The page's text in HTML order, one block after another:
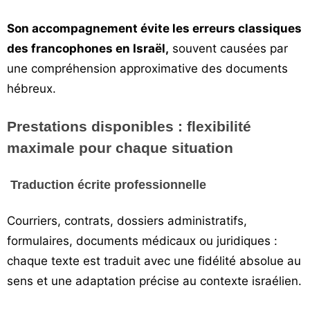
Son accompagnement évite les erreurs classiques
des francophones en Israël, souvent causées par
une compréhension approximative des documents
hébreux.
Prestations disponibles : flexibilité
maximale pour chaque situation
Traduction écrite professionnelle
Courriers, contrats, dossiers administratifs,
formulaires, documents médicaux ou juridiques :
chaque texte est traduit avec une fidélité absolue au
sens et une adaptation précise au contexte israélien.